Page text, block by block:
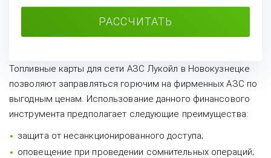
РАССЧИТАТЬ
Топливные карты для сети АЗС Лукойл в Новокузнецке
позволяют заправляться горючим на фирменных АЗС по
выгодным ценам. Использование данного финансового
инструмента предполагает следующие преимущества:
защита от несанкционированного доступа;
оповещение при проведении сомнительных операций;